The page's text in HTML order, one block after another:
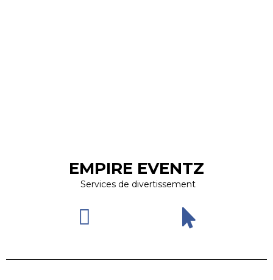
EMPIRE EVENTZ
Services de divertissement